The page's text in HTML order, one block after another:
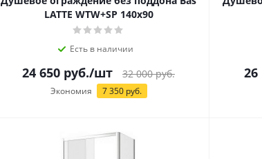
LATTE WTW+SP 140х90
Есть в наличии
24 650 руб./шт 32 000руб.
Экономия 7 350руб.
26